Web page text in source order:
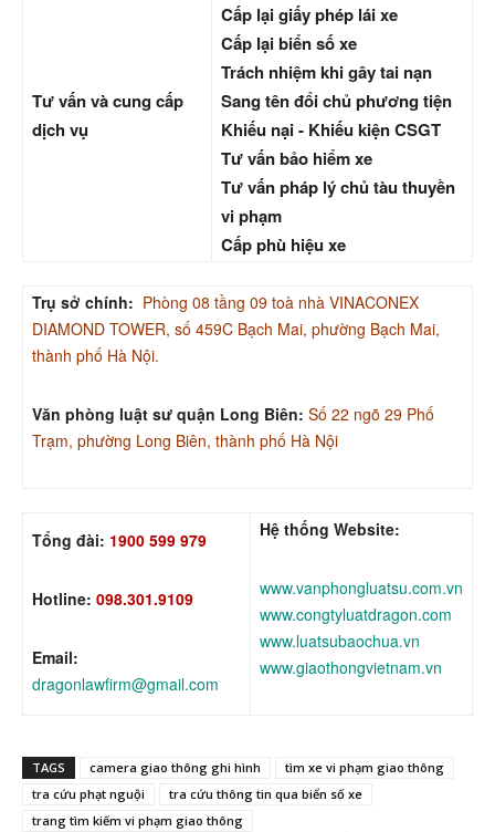
Tư vấn và cung cấp
dịch vụ
Cấp lại giấy phép lái xe
Cấp lại biển số xe
Trách nhiệm khi gây tai nạn
Sang tên đổi chủ phương tiện
Khiếu nại - Khiếu kiện CSGT
Tư vấn bảo hiểm xe
Tư vấn pháp lý chủ tàu thuyền
vi phạm
Cấp phù hiệu xe
Trụ sở chính: Phòng 08 tầng 09 toà nhà VINACONEX
DIAMOND TOWER, số 459C Bạch Mai, phường Bạch Mai,
thành phố Hà Nội.
Văn phòng luật sư quận Long Biên: Số 22 ngõ 29 Phố
Trạm, phường Long Biên, thành phố Hà Nội
Tổng đài: 1900 599 979
Hotline: 098.301.9109
Email:
dragonlawfirm@gmail.com
Hệ thống Website:
www.vanphongluatsu.com.vn
www.congtyluatdragon.com
www.luatsubaochua.vn
www.giaothongvietnam.vn
TAGS camera giao thông ghi hình
tìm xe vi phạm giao thông
tra cứu phạt nguội
tra cứu thông tin qua biển số xe
trang tìm kiếm vi phạm giao thông